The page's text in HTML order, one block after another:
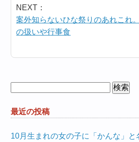
NEXT：
案外知らないひな祭りのあれこれ
の扱いや行事食
最近の投稿
10月生まれの女の子に「かんな」と